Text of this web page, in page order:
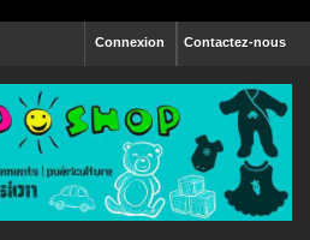
Contactez-nous
Connexion